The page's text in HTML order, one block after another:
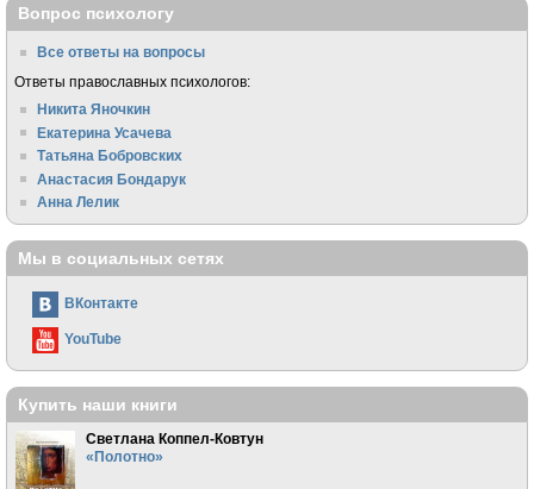
Вопрос психологу
Все ответы на вопросы
Ответы православных психологов:
Никита Яночкин
Екатерина Усачева
Татьяна Бобровских
Анастасия Бондарук
Анна Лелик
Мы в социальных сетях
ВКонтакте
YouTube
Купить наши книги
Светлана Коппел-Ковтун
«Полотно»